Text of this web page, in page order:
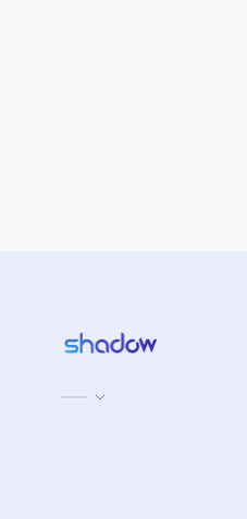
Shadow.tech